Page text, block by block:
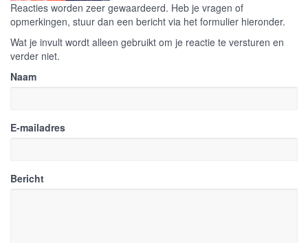
Reacties worden zeer gewaardeerd. Heb je vragen of
opmerkingen, stuur dan een bericht via het formulier hieronder.
Wat je invult wordt alleen gebruikt om je reactie te versturen en
verder niet.
Naam
E-mailadres
Bericht